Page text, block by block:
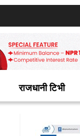
राजधानी टिभी